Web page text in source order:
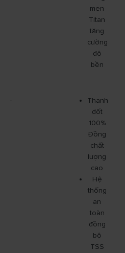
men
Titan
tăng
cường
độ
bền
-
Thanh
đốt
100%
Đồng
chất
lượng
cao
Hệ
thống
an
toàn
đồng
bộ
TSS